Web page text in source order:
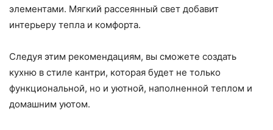
элементами. Мягкий рассеянный свет добавит
интерьеру тепла и комфорта.
Следуя этим рекомендациям, вы сможете создать
кухню в стиле кантри, которая будет не только
функциональной, но и уютной, наполненной теплом и
домашним уютом.